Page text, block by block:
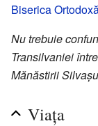
Biserica
Nu trebuie
Transilvaniei
Mănăstirii
Viața